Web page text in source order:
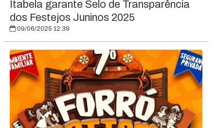
Itabela garante Selo de Transparência
dos Festejos Juninos 2025
09/06/2025 12:39